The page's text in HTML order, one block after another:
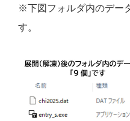
※下図フォルダ内のデー
す。